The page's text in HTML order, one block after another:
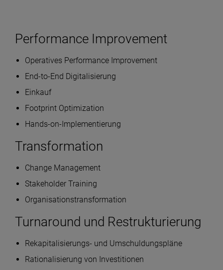
Performance Improvement
Operatives Performance Improvement
End-to-End Digitalisierung
Einkauf
Footprint Optimization
Hands-on-Implementierung
Transformation
Change Management
Stakeholder Training
Organisationstransformation
Turnaround und Restrukturierung
Rekapitalisierungs- und Umschuldungspläne
Rationalisierung von Investitionen